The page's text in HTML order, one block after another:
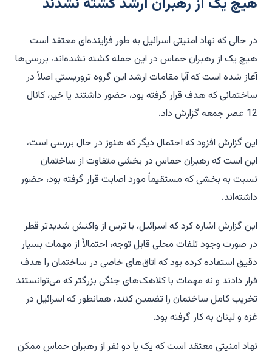
در حالی که نهاد امنیتی اسرائیل به طور فزاینده‌ای معتقد است
هیچ یک از رهبران حماس در این حمله کشته نشده‌اند، بررسی‌ها
آغاز شده است که آیا مقامات ارشد این گروه تروریستی اصلاً در
ساختمانی که هدف قرار گرفته بود، حضور داشتند یا خیر، کانال
12 عصر جمعه گزارش داد.
این گزارش افزود که احتمال دیگر که هنوز در حال بررسی است،
این است که رهبران حماس در بخشی متفاوت از ساختمان
نسبت به بخشی که مستقیماً مورد اصابت قرار گرفته بود، حضور
داشته‌اند.
این گزارش اشاره کرد که اسرائیل، با ترس از واکنش شدیدتر قطر
در صورت وجود تلفات محلی قابل توجه، احتمالاً از مهمات بسیار
دقیق استفاده کرده بود که اتاق‌های خاصی در ساختمان را هدف
قرار دادند و نه مهمات با کلاهک‌های جنگی بزرگتر که می‌توانستند
تخریب کامل ساختمان را تضمین کنند، همانطور که اسرائیل در
غزه و لبنان به کار گرفته بود.
نهاد امنیتی معتقد است که یک یا دو نفر از رهبران حماس ممکن